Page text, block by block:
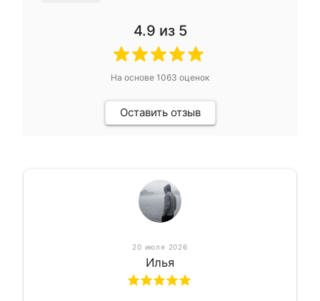
4.9 из 5
На основе 1063 оценок
Оставить отзыв
20 июля 2026
Илья